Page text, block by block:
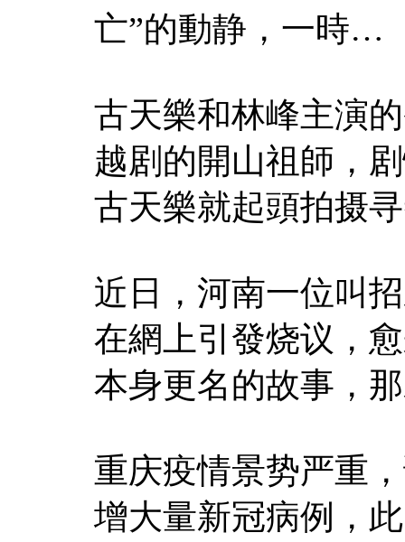
亡”的動静，一時…
古天樂和林峰主演
越剧的開山祖師，
古天樂就起頭拍摄
近日，河南一位叫
在網上引發烧议，
本身更名的故事，
重庆疫情景势严重
增大量新冠病例，